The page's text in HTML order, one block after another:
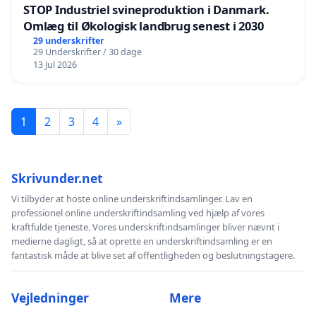
STOP Industriel svineproduktion i Danmark.
Omlæg til Økologisk landbrug senest i 2030
29 underskrifter
29 Underskrifter / 30 dage
13 Jul 2026
1 2 3 4 »
Skrivunder.net
Vi tilbyder at hoste online underskriftindsamlinger. Lav en
professionel online underskriftindsamling ved hjælp af vores
kraftfulde tjeneste. Vores underskriftindsamlinger bliver nævnt i
medierne dagligt, så at oprette en underskriftindsamling er en
fantastisk måde at blive set af offentligheden og beslutningstagere.
Vejledninger Mere